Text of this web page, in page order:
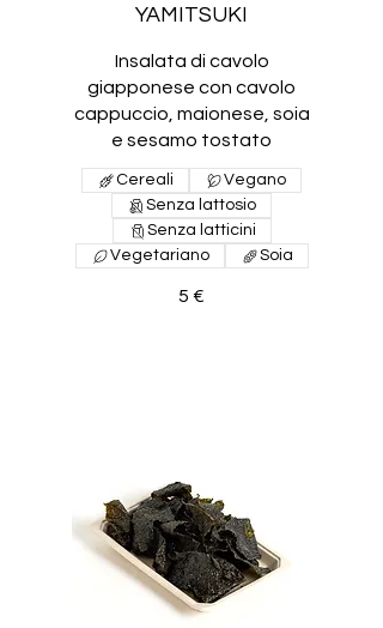
YAMITSUKI
Insalata di cavolo
giapponese con cavolo
cappuccio, maionese, soia
e sesamo tostato
5 €
Cereali
Vegano
Senza lattosio
Senza latticini
Vegetariano
Soia